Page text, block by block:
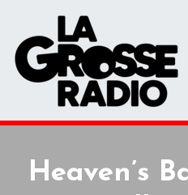
Heaven’s